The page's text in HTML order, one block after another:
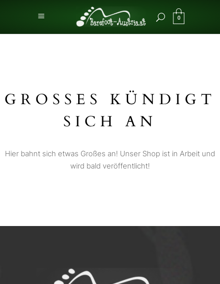
0
GROSSES KÜNDIGT S
ICH AN
Hier bahnt sich etwas Großes an! Unser Shop ist in Arbeit und
wird bald veröffentlicht!